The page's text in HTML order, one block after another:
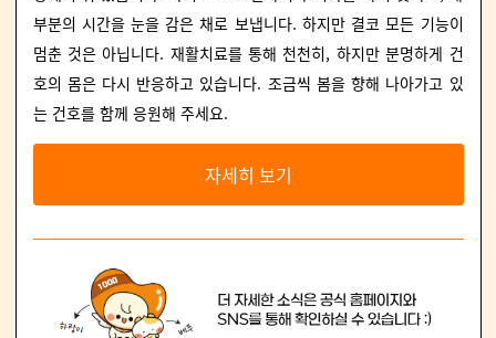
부분의 시간을 눈을 감은 채로 보냅니다. 하지만 결코 모든 기능이
멈춘 것은 아닙니다. 재활치료를 통해 천천히, 하지만 분명하게 건
호의 몸은 다시 반응하고 있습니다. 조금씩 봄을 향해 나아가고 있
는 건호를 함께 응원해 주세요.
자세히 보기